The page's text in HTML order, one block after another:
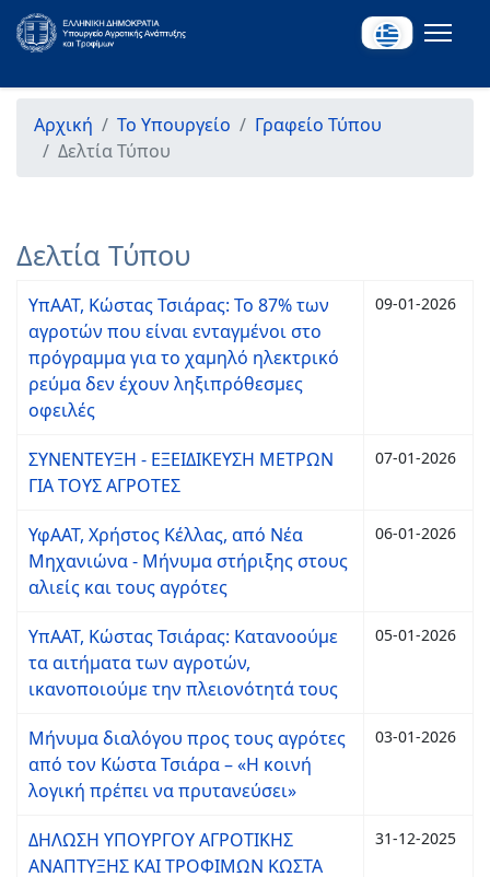
Αρχική Το Υπουργείο
Γραφείο Τύπου
Δελτία Τύπου
Δελτία Τύπου
ΥπΑΑΤ, Κώστας Τσιάρας: Το 87% των
αγροτών που είναι ενταγμένοι στο
πρόγραμμα για το χαμηλό ηλεκτρικό
ρεύμα δεν έχουν ληξιπρόθεσμες
οφειλές
09-01-2026
ΣΥΝΕΝΤΕΥΞΗ - ΕΞΕΙΔΙΚΕΥΣΗ ΜΕΤΡΩΝ
ΓΙΑ ΤΟΥΣ ΑΓΡΟΤΕΣ
07-01-2026
ΥφΑΑΤ, Χρήστος Κέλλας, από Νέα
Μηχανιώνα - Μήνυμα στήριξης στους
αλιείς και τους αγρότες
06-01-2026
ΥπΑΑΤ, Κώστας Τσιάρας: Κατανοούμε
τα αιτήματα των αγροτών,
ικανοποιούμε την πλειονότητά τους
05-01-2026
Μήνυμα διαλόγου προς τους αγρότες
από τον Κώστα Τσιάρα – «Η κοινή
λογική πρέπει να πρυτανεύσει»
03-01-2026
ΔΗΛΩΣΗ ΥΠΟΥΡΓΟΥ ΑΓΡΟΤΙΚΗΣ
ΑΝΑΠΤΥΞΗΣ ΚΑΙ ΤΡΟΦΙΜΩΝ ΚΩΣΤΑ
31-12-2025